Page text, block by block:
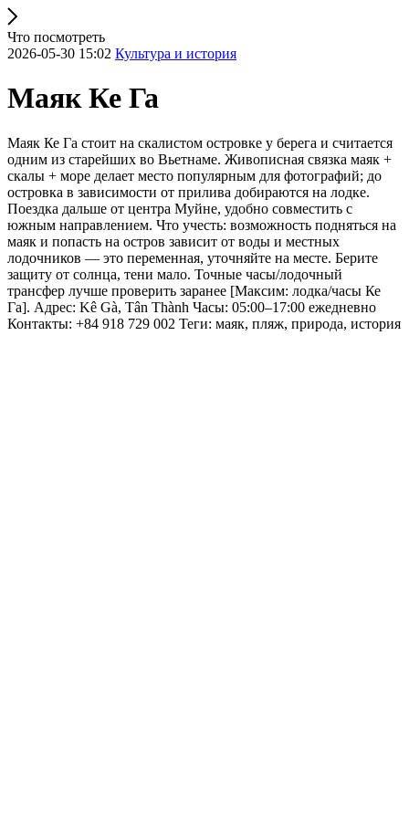
Что посмотреть
2026-05-30 15:02 Культура и история
Маяк Ке Га
Маяк Ке Га стоит на скалистом островке у берега и считается
одним из старейших во Вьетнаме. Живописная связка маяк +
скалы + море делает место популярным для фотографий; до
островка в зависимости от прилива добираются на лодке.
Поездка дальше от центра Муйне, удобно совместить с
южным направлением. Что учесть: возможность подняться на
маяк и попасть на остров зависит от воды и местных
лодочников — это переменная, уточняйте на месте. Берите
защиту от солнца, тени мало. Точные часы/лодочный
трансфер лучше проверить заранее [Максим: лодка/часы Ке
Га]. Адрес: Kê Gà, Tân Thành Часы: 05:00–17:00 ежедневно
Контакты: +84 918 729 002 Теги: маяк, пляж, природа, история